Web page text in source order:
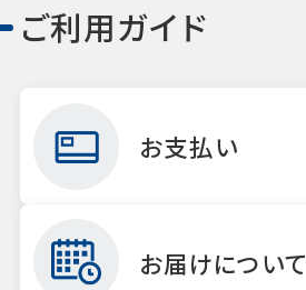
ご利用ガイド
お支払い
お届けについて